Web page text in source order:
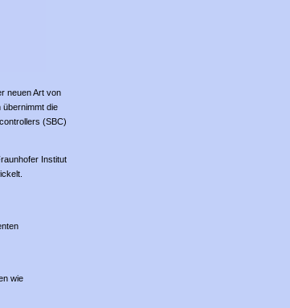
neuen Art von
die
(SBC)
Institut
wie